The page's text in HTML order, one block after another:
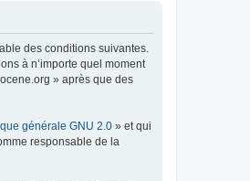
des conditions suivantes.
à n’importe quel moment
» après que des
générale GNU 2.0 » et qui
responsable de la